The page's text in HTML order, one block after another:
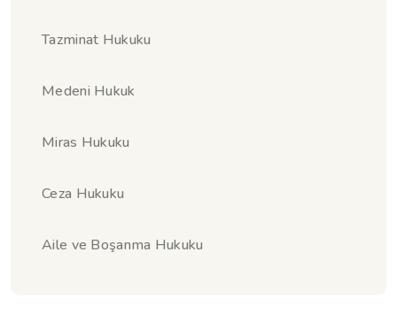
Tazminat Hukuku
Medeni Hukuk
Miras Hukuku
Ceza Hukuku
Aile ve Boşanma Hukuku